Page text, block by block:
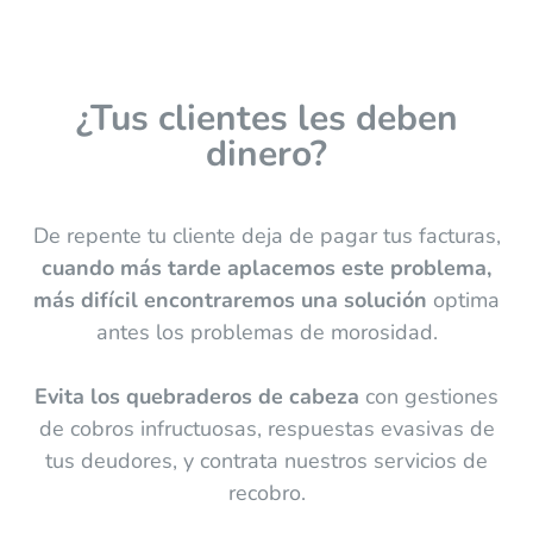
¿Tus clientes les deben
dinero?
De repente tu cliente deja de pagar tus facturas,
cuando más tarde aplacemos este problema,
más difícil encontraremos una solución optima
antes los problemas de morosidad.
Evita los quebraderos de cabeza con gestiones
de cobros infructuosas, respuestas evasivas de
tus deudores, y contrata nuestros servicios de
recobro.